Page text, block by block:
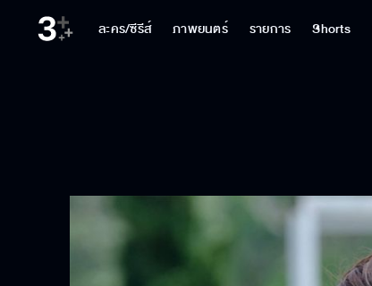
ละคร/ซีรีส์ ภาพยนตร์ รายการ Shorts